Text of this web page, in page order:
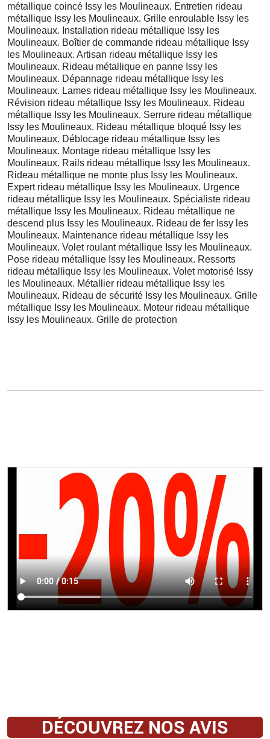
métallique coincé Issy les Moulineaux. Entretien rideau
métallique Issy les Moulineaux. Grille enroulable Issy les
Moulineaux. Installation rideau métallique Issy les
Moulineaux. Boîtier de commande rideau métallique Issy
les Moulineaux. Artisan rideau métallique Issy les
Moulineaux. Rideau métallique en panne Issy les
Moulineaux. Dépannage rideau métallique Issy les
Moulineaux. Lames rideau métallique Issy les Moulineaux.
Révision rideau métallique Issy les Moulineaux. Rideau
métallique Issy les Moulineaux. Serrure rideau métallique
Issy les Moulineaux. Rideau métallique bloqué Issy les
Moulineaux. Déblocage rideau métallique Issy les
Moulineaux. Montage rideau métallique Issy les
Moulineaux. Rails rideau métallique Issy les Moulineaux.
Rideau métallique ne monte plus Issy les Moulineaux.
Expert rideau métallique Issy les Moulineaux. Urgence
rideau métallique Issy les Moulineaux. Spécialiste rideau
métallique Issy les Moulineaux. Rideau métallique ne
descend plus Issy les Moulineaux. Rideau de fer Issy les
Moulineaux. Maintenance rideau métallique Issy les
Moulineaux. Volet roulant métallique Issy les Moulineaux.
Pose rideau métallique Issy les Moulineaux. Ressorts
rideau métallique Issy les Moulineaux. Volet motorisé Issy
les Moulineaux. Métallier rideau métallique Issy les
Moulineaux. Rideau de sécurité Issy les Moulineaux. Grille
métallique Issy les Moulineaux. Moteur rideau métallique
Issy les Moulineaux. Grille de protection
DÉCOUVREZ NOS AVIS